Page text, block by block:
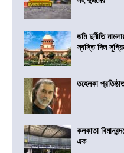
জমি দুর্নীতি
স্বস্তি দিল
তহেলকা
কলকাতা
এক